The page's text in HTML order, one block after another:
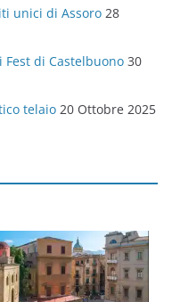
unici di Assoro 28
di Castelbuono 30
telaio 20 Ottobre 2025